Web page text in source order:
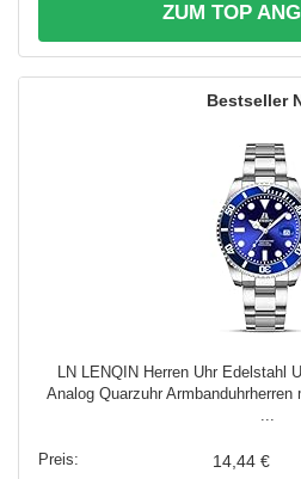
ZUM TOP
LN LENQIN Herren Uhr Edelstahl
Analog Quarzuhr
...
14,44 €